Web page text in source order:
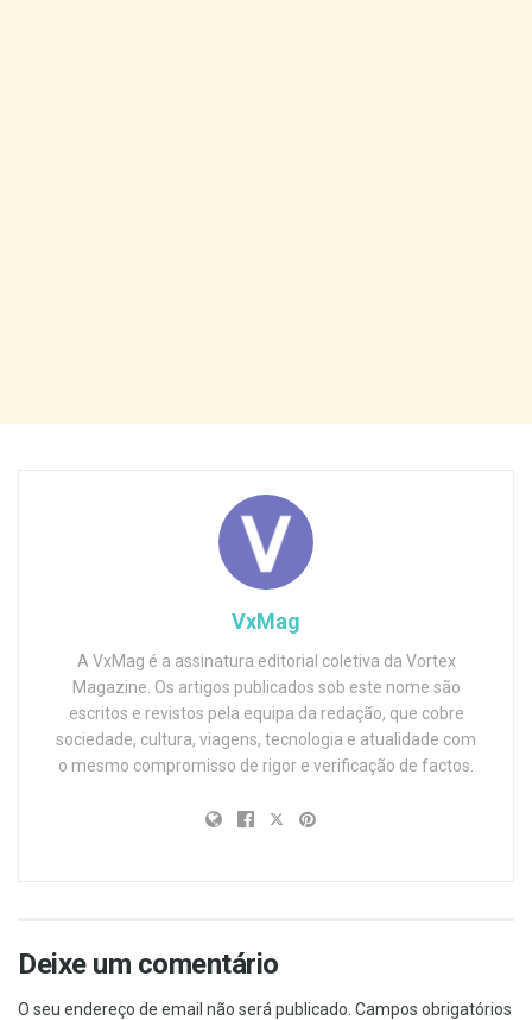
VxMag
A VxMag é a assinatura editorial coletiva da Vortex
Magazine. Os artigos publicados sob este nome são
escritos e revistos pela equipa da redação, que cobre
sociedade, cultura, viagens, tecnologia e atualidade com
o mesmo compromisso de rigor e verificação de factos.
Deixe um comentário
O seu endereço de email não será publicado. Campos obrigatórios